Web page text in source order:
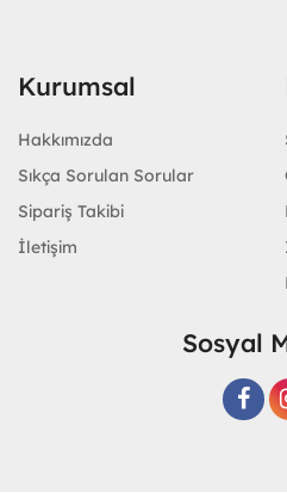
Kurumsal
Hakkımızda
Sıkça Sorulan Sorular
Sipariş Takibi
İletişim
Sosyal